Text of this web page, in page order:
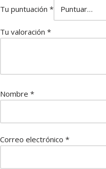
Tu puntuación *
Tu valoración *
Nombre *
Correo electrónico *